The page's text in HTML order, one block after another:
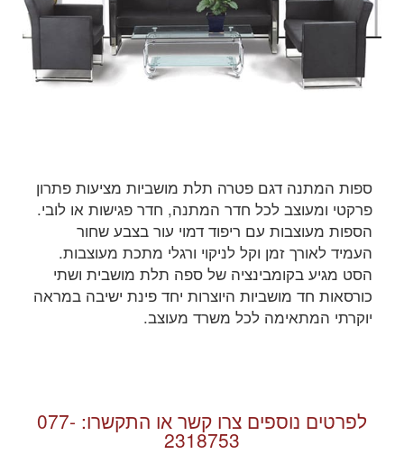
ספות המתנה דגם פטרה תלת מושביות מציעות פתרון
פרקטי ומעוצב לכל חדר המתנה, חדר פגישות או לובי.
הספות מעוצבות עם ריפוד דמוי עור בצבע שחור
העמיד לאורך זמן וקל לניקוי ורגלי מתכת מעוצבות.
הסט מגיע בקומבינציה של ספה תלת מושבית ושתי
כורסאות חד מושביות היוצרות יחד פינת ישיבה במראה
יוקרתי המתאימה לכל משרד מעוצב.
לפרטים נוספים צרו קשר או התקשרו: 077-
2318753